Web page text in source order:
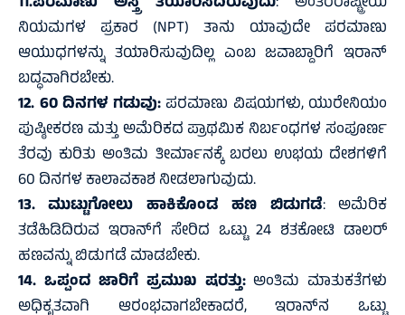
ನಿಯಮಗಳ ಪ್ರಕಾರ (NPT) ತಾನು ಯಾವುದೇ ಪರಮಾಣು
ಆಯುಧಗಳನ್ನು ತಯಾರಿಸುವುದಿಲ್ಲ ಎಂಬ ಜವಾಬ್ದಾರಿಗೆ ಇರಾನ್
ಬದ್ಧವಾಗಿರಬೇಕು.
12. 60 ದಿನಗಳ ಗಡುವು:ಪರಮಾಣು ವಿಷಯಗಳು, ಯುರೇನಿಯಂ
ಪುಷ್ಠೀಕರಣ ಮತ್ತು ಅಮೆರಿಕದ ಪ್ರಾಥಮಿಕ ನಿರ್ಬಂಧಗಳ ಸಂಪೂರ್ಣ
ತೆರವು ಕುರಿತು ಅಂತಿಮ ತೀರ್ಮಾನಕ್ಕೆ ಬರಲು ಉಭಯ ದೇಶಗಳಿಗೆ
60 ದಿನಗಳ ಕಾಲಾವಕಾಶ ನೀಡಲಾಗುವುದು.
13. ಮುಟ್ಟುಗೋಲು ಹಾಕಿಕೊಂಡ ಹಣ ಬಿಡುಗಡೆ: ಅಮೆರಿಕ
ತಡೆಹಿಡಿದಿರುವ ಇರಾನ್‌ಗೆ ಸೇರಿದ ಒಟ್ಟು 24 ಶತಕೋಟಿ ಡಾಲರ್
ಹಣವನ್ನು ಬಿಡುಗಡೆ ಮಾಡಬೇಕು.
14. ಒಪ್ಪಂದ ಜಾರಿಗೆ ಪ್ರಮುಖ ಷರತ್ತು:ಅಂತಿಮ ಮಾತುಕತೆಗಳು
ಅಧಿಕೃತವಾಗಿ ಆರಂಭವಾಗಬೇಕಾದರೆ, ಇರಾನ್‌ನ ಒಟ್ಟು